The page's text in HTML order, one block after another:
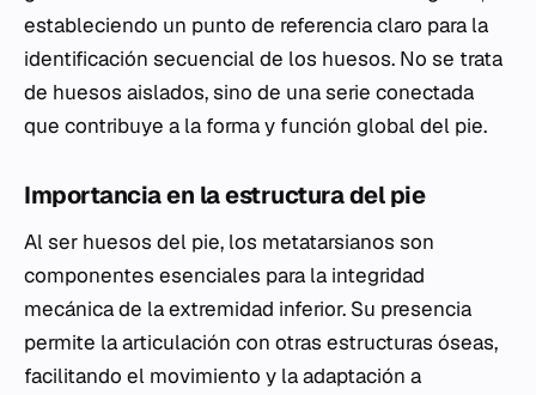
estableciendo un punto de referencia claro para la
identificación secuencial de los huesos. No se trata
de huesos aislados, sino de una serie conectada
que contribuye a la forma y función global del pie.
Importancia en la estructura del pie
Al ser huesos del pie, los metatarsianos son
componentes esenciales para la integridad
mecánica de la extremidad inferior. Su presencia
permite la articulación con otras estructuras óseas,
facilitando el movimiento y la adaptación a